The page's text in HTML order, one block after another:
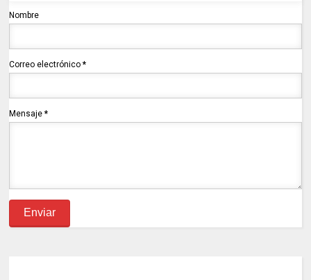
Nombre
Correo electrónico*
Mensaje*